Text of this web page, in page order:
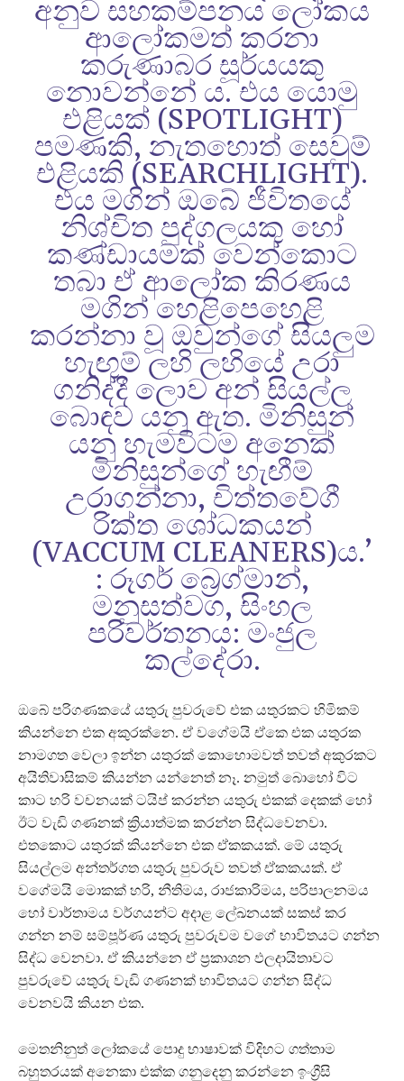
අනුව සහකම්පනය ලෝකය
ආලෝකමත් කරනා
කරුණාබර සූර්යයකු
නොවන්නේ ය. එය යොමු
එළියක් (SPOTLIGHT)
පමණකි, නැතහොත් සෙවුම්
එළියකි (SEARCHLIGHT).
එය මගින් ඔබේ ජීවිතයේ
නිශ්චිත පුද්ගලයකු හෝ
කණ්ඩායමක් වෙන්කොට
තබා ඒ ආලෝක කිරණය
මගින් හෙළිපෙහෙළි
කරන්නා වූ ඔවුන්ගේ සියලුම
හැඟුම් ලහි ලහියේ උරා
ගනිද්දී ලොව අන් සියල්ල
බොඳව යනු ඇත. මිනිසුන්
යනු හැමවිටම අනෙක්
මිනිසුන්ගේ හැඟීම්
උරාගන්නා, චිත්තවේගී
රික්ත ශෝධකයන්
(VACCUM CLEANERS)ය.’
: රූගර් බ්‍රෙග්මාන්,
මනුසත්වග, සිංහල
පරිවර්තනය: මංජුල
කල්දේරා.
ඔබේ පරිගණකයේ යතුරු පුවරුවේ එක යතුරකට හිමිකම්
කියන්නෙ එක අකුරක්නෙ. ඒ වගේමයි ඒකෙ එක යතුරක
නාමගත වෙලා ඉන්න යතුරක් කොහොමවත් තවත් අකුරකට
අයිතිවාසිකම් කියන්න යන්නෙත් නෑ. නමුත් බොහෝ විට
කාට හරි වචනයක් ටයිප් කරන්න යතුරු එකක් දෙකක් හෝ
ඊට වැඩි ගණනක් ක්‍රියාත්මක කරන්න සිද්ධවෙනවා.
එතකොට යතුරක් කියන්නෙ එක ඒකකයක්. මේ යතුරු
සියල්ලම අන්තර්ගත යතුරු පුවරුව තවත් ඒකකයක්. ඒ
වගේමයි මොකක් හරි, නීතිමය, රාජකාරිමය, පරිපාලනමය
හෝ වාර්තාමය වර්ගයන්ට අදාළ ලේඛනයක් සකස් කර
ගන්න නම් සම්පූර්ණ යතුරු පුවරුවම වගේ භාවිතයට ගන්න
සිද්ධ වෙනවා. ඒ කියන්නෙ ඒ ප්‍රකාශන ඵලදායිතාවට
පුවරුවේ යතුරු වැඩි ගණනක් භාවිතයට ගන්න සිද්ධ
වෙනවයි කියන එක.
මෙතනිනුත් ලෝකයේ පොදු භාෂාවක් විදිහට ගත්තාම
බහුතරයක් අනෙකා එක්ක ගනුදෙනු කරන්නෙ ඉංග්‍රීසි